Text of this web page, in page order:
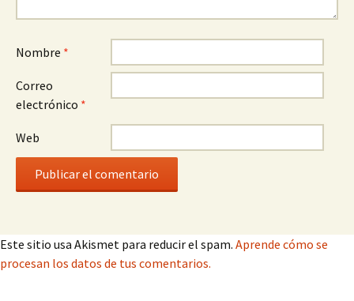
Nombre *
Correo
electrónico *
Web
Este sitio usa Akismet para reducir el spam. Aprende cómo se
procesan los datos de tus comentarios.